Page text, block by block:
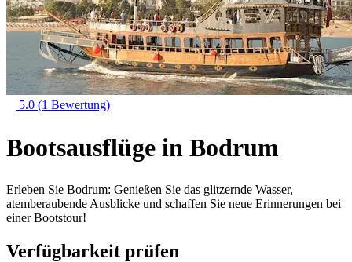
5.0 (1 Bewertung)
Bootsausflüge in Bodrum
Erleben Sie Bodrum: Genießen Sie das glitzernde Wasser,
atemberaubende Ausblicke und schaffen Sie neue Erinnerungen bei
einer Bootstour!
Verfügbarkeit prüfen